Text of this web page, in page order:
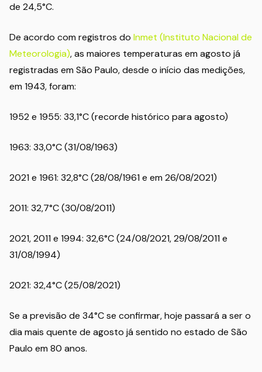
de 24,5°C.
De acordo com registros do Inmet (Instituto Nacional de
Meteorologia), as maiores temperaturas em agosto já
registradas em São Paulo, desde o início das medições,
em 1943, foram:
1952 e 1955: 33,1°C (recorde histórico para agosto)
1963: 33,0°C (31/08/1963)
2021 e 1961: 32,8°C (28/08/1961 e em 26/08/2021)
2011: 32,7°C (30/08/2011)
2021, 2011 e 1994: 32,6°C (24/08/2021, 29/08/2011 e
31/08/1994)
2021: 32,4°C (25/08/2021)
Se a previsão de 34°C se confirmar, hoje passará a ser o
dia mais quente de agosto já sentido no estado de São
Paulo em 80 anos.